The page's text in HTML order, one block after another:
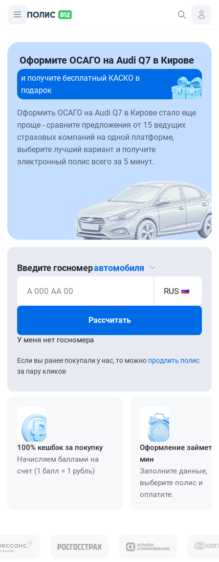
Оформите ОСАГО на Audi Q7 в Кирове
и получите бесплатный КАСКО в
подарок
Оформить ОСАГО на Audi Q7 в Кирове стало еще
проще - сравните предложения от 15 ведущих
страховых компаний на одной платформе,
выберите лучший вариант и получите
электронный полис всего за 5 минут.
Введите госномеравтомобиля
А 000 АА 00 RUS
Рассчитать
Если вы ранее покупали у нас, то можно продлить полис
за пару кликов
У меня нет госномера
100% кешбэк за покупку
Начисляем баллами на
счет (1 балл = 1 рубль)
Оформление займет
мин
Заполните данные,
выберите полис и
оплатите.